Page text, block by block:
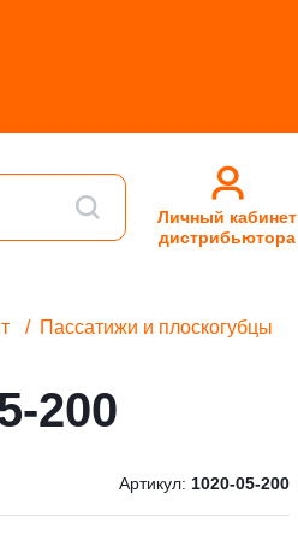
Личный кабинет
дистрибьютора
Пассатижи и плоскогубцы
200
Артикул: 1020-05-200